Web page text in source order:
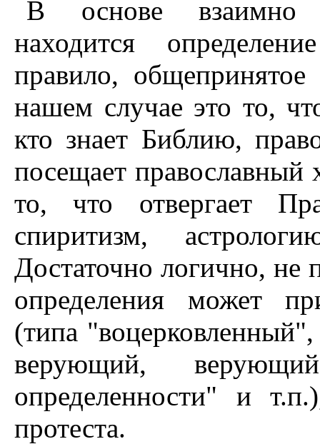
В основе взаимно
находится
правило,
нашем случае это то,
кто знает Библию,
посещает православный
то, что отвергает
спиритизм,
Достаточно логично, не
определения может
(типа
верующий,
определенности" и
протеста.